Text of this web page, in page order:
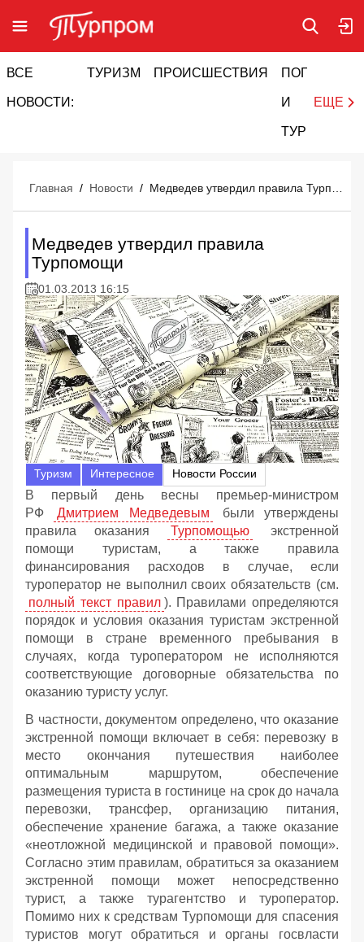
ВСЕ
НОВОСТИ:
ТУРИЗМ ПРОИСШЕСТВИЯ ПОГОДА
И
ТУРИЗМ
ЕЩЕ
Главная / Новости /
Медведев утвердил правила
Турпомощи
01.03.2013 16:15
Туризм Интересное Новости России
В первый день весны премьер-министром
РФ
Дмитрием Медведевым
были утверждены
правила оказания
Турпомощью
экстренной
помощи туристам, а также правила
финансирования расходов в случае, если
туроператор не выполнил своих обязательств (см.
полный текст правил ). Правилами определяются
порядок и условия оказания туристам экстренной
помощи в стране временного пребывания в
случаях, когда туроператором не исполняются
соответствующие договорные обязательства по
оказанию туристу услуг.
В частности, документом определено, что оказание
экстренной помощи включает в себя: перевозку в
место окончания путешествия наиболее
оптимальным маршрутом, обеспечение
размещения туриста в гостинице на срок до начала
перевозки, трансфер, организацию питания,
обеспечение хранение багажа, а также оказание
«неотложной медицинской и правовой помощи».
Согласно этим правилам, обратиться за оказанием
экстренной помощи может непосредственно
турист, а также турагентство и туроператор.
Помимо них к средствам Турпомощи для спасения
туристов могут обратиться и органы госвласти